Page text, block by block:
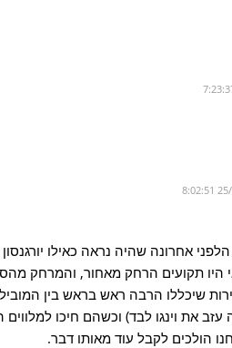
אחרונה שהיה נראה כאילו
אי היו תקועים הרחק מאחור, והמרחק
שיכללו הרבה ראש בראש בין
את וינגו לבד) וכשהם חיכו
הולכים לקבל עוד מאותו דבר.